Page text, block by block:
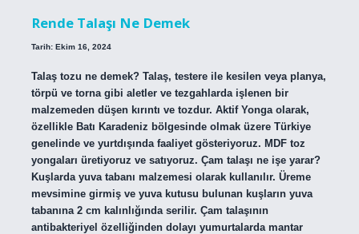
Rende Talaşı Ne Demek
Tarih: Ekim 16, 2024
Talaş tozu ne demek? Talaş, testere ile kesilen veya planya,
törpü ve torna gibi aletler ve tezgahlarda işlenen bir
malzemeden düşen kırıntı ve tozdur. Aktif Yonga olarak,
özellikle Batı Karadeniz bölgesinde olmak üzere Türkiye
genelinde ve yurtdışında faaliyet gösteriyoruz. MDF toz
yongaları üretiyoruz ve satıyoruz. Çam talaşı ne işe yarar?
Kuşlarda yuva tabanı malzemesi olarak kullanılır. Üreme
mevsimine girmiş ve yuva kutusu bulunan kuşların yuva
tabanına 2 cm kalınlığında serilir. Çam talaşının
antibakteriyel özelliğinden dolayı yumurtalarda mantar